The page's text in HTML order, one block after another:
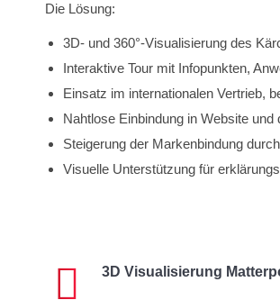
Die Lösung:
3D- und 360°-Visualisierung des
Interaktive Tour mit Infopunkten,
Einsatz im internationalen Vertrieb,
Nahtlose Einbindung in Website
Steigerung der Markenbindung
Visuelle Unterstützung für
3D Visualisierung